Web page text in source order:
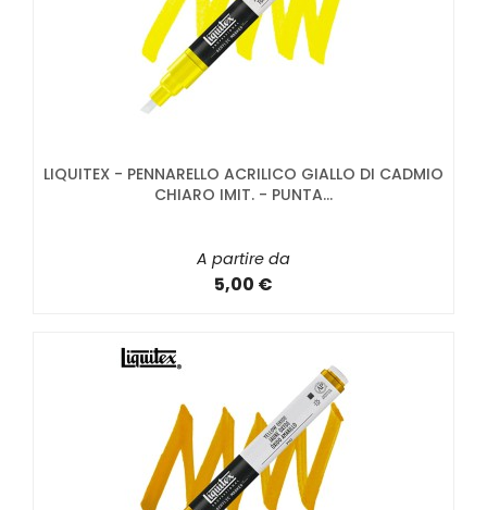
LIQUITEX - PENNARELLO ACRILICO GIALLO DI CADMIO
CHIARO IMIT. - PUNTA...
A partire da
5,00 €